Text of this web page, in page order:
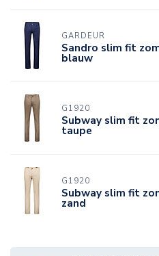
GARDEUR
Sandro slim fit
blauw
G1920
Subway slim fit
taupe
G1920
Subway slim fit
zand